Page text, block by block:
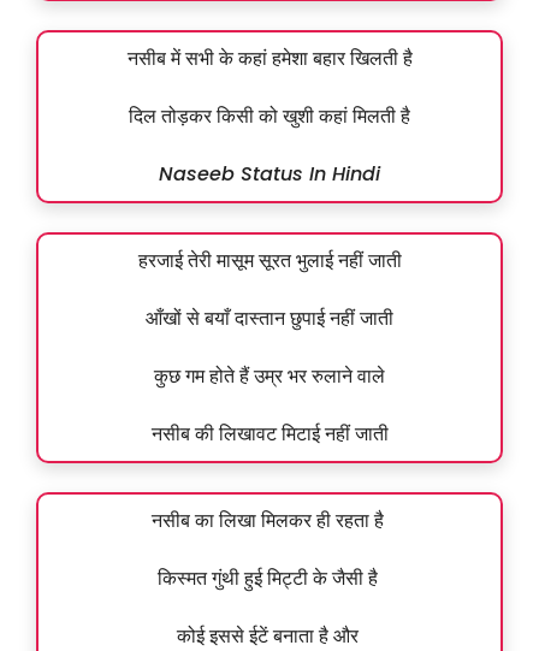
नसीब में सभी के कहां हमेशा बहार खिलती है
दिल तोड़कर किसी को खुशी कहां मिलती है
Naseeb Status In Hindi
हरजाई तेरी मासूम सूरत भुलाई नहीं जाती
आँखों से बयाँ दास्तान छुपाई नहीं जाती
कुछ गम होते हैं उम्र भर रुलाने वाले
नसीब की लिखावट मिटाई नहीं जाती
नसीब का लिखा मिलकर ही रहता है
किस्मत गुंथी हुई मिट्टी के जैसी है
कोई इससे ईटें बनाता है और